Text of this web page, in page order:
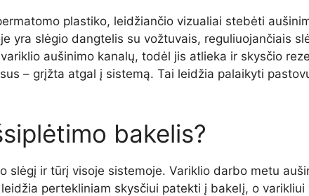
plastiko, leidžiančio vizualiai stebėti
yra slėgio dangtelis su vožtuvais, reguliuojančiais
aušinimo kanalų, todėl jis atlieka ir skysčio
– grįžta atgal į sistemą. Tai leidžia palaikyti
bakelis?
slėgį ir tūrį visoje sistemoje. Variklio darbo metu
pertekliniam skysčiui patekti į bakelį, o varikliui